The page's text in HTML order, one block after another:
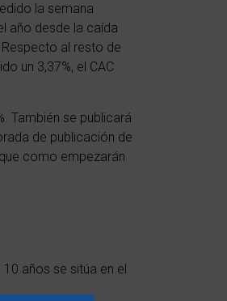
la semana
año desde la caída
al resto de
un 3,37%, el CAC
También se publicará
de publicación de
como empezarán
años se sitúa en el